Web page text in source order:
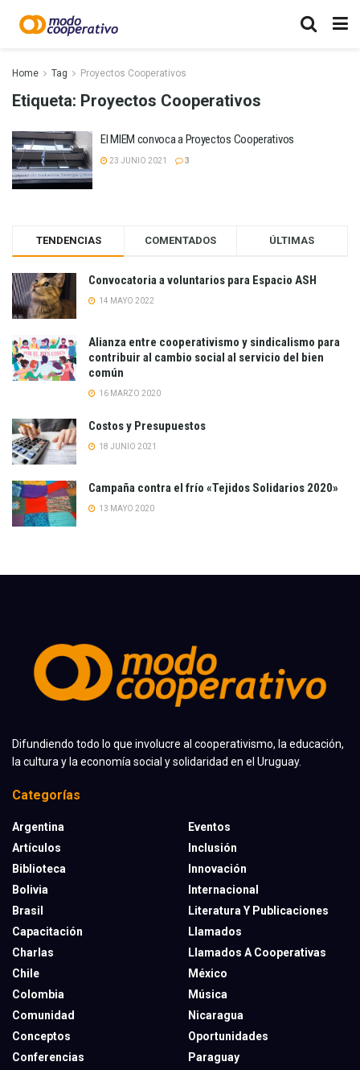
Home Tag Proyectos Cooperativos
Etiqueta: Proyectos Cooperativos
El MIEM convoca a Proyectos Cooperativos
23 JUNIO 2021 3
TENDENCIAS COMENTADOS ÚLTIMAS
Convocatoria a voluntarios para Espacio ASH
14 MAYO 2022
Alianza entre cooperativismo y sindicalismo para
contribuir al cambio social al servicio del bien
común
16 MARZO 2020
Costos y Presupuestos
18 JUNIO 2021
Campaña contra el frío «Tejidos Solidarios 2020»
13 MAYO 2020
Difundiendo todo lo que involucre al cooperativismo, la educación,
la cultura y la economía social y solidaridad en el Uruguay.
Categorías
Argentina
Artículos
Biblioteca
Bolivia
Brasil
Capacitación
Charlas
Chile
Colombia
Comunidad
Conceptos
Conferencias
Eventos
Inclusión
Innovación
Internacional
Literatura Y Publicaciones
Llamados
Llamados A Cooperativas
México
Música
Nicaragua
Oportunidades
Paraguay